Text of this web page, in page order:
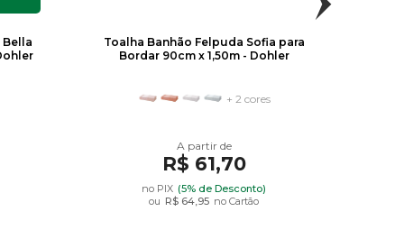
Toalha Banhão Felpuda Sofia para
Bordar 90cm x 1,50m - Dohler
+ 2 cores
R$ 61,70
no PIX (5% de Desconto)
ou R$ 64,95 no Cartão